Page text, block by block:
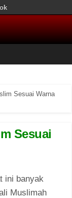
Sesuai Warna
Sesuai
ini banyak
Muslimah